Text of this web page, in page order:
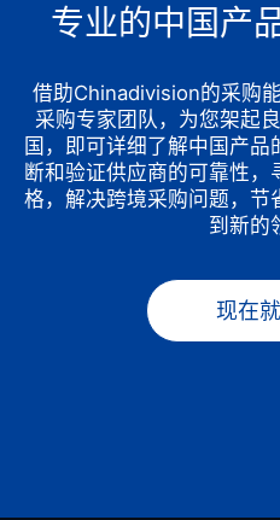
专业的中国产
借助Chinadivision的采购
采购专家团队，为您架起
国，即可详细了解中国产品
断和验证供应商的可靠性
格，解决跨境采购问题，节
到新的
现在